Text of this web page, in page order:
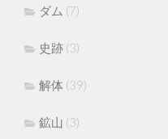
ダム (7)
史跡 (3)
解体 (39)
鉱山 (3)